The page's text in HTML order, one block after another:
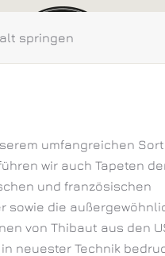
springen
umfangreichen
wir auch Tapeten
und französischen
sowie die
von Thibaut aus den
neuester Technik